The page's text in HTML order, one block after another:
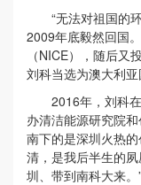
“无法对祖国的
2009年底毅然回国
（NICE），随后又
刘科当选为澳大利亚
2016年，刘科
办清洁能源研究院
南下的是深圳火热
清，是我后半生的
圳、带到南科大来。